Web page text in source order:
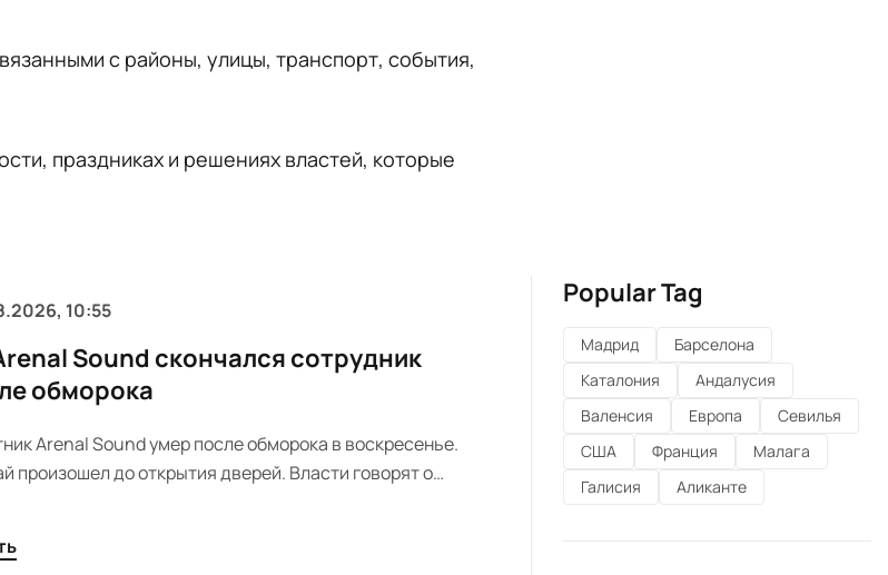
с районы, улицы, транспорт, события,
праздниках и решениях властей, которые
10:55
Sound скончался сотрудник
обморока
Arenal Sound умер после обморока в воскресенье.
произошел до открытия дверей. Власти говорят о
Popular Tag
Мадрид
Барселона
Каталония
Андалусия
Валенсия
Европа
Севилья
США
Франция
Малага
Галисия
Аликанте